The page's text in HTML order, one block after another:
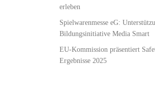
erleben
Spielwarenmesse eG:
Bildungsinitiative Media Smart
EU-Kommission präsentiert
Ergebnisse 2025